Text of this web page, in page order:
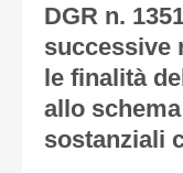
DGR n.
successive
le finalità
allo
sostanziali